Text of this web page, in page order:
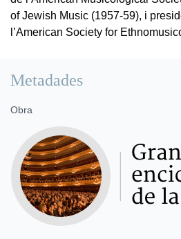
of Jewish Music (1957-59), i
l’American Society for
Metadades
Obra